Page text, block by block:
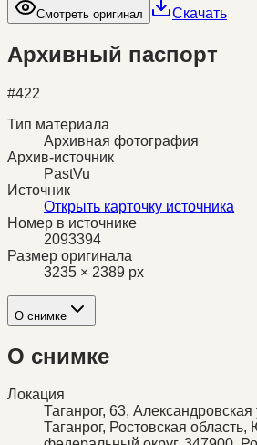
Смотреть оригинал Скачать
Архивный паспорт
#422
Тип материала
Архивная фотография
Архив-источник
PastVu
Источник
Открыть карточку источника
Номер в источнике
2093394
Размер оригинала
3235 × 2389 px
О снимке
О снимке
Локация
Таганрог, 63,
Таганрог, Ростовская